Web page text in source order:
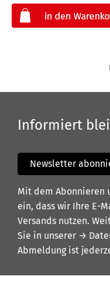
Informiert
Newsletter
Mit dem Abonnieren
ein, dass wir Ihre E-
Versands nutzen.
Sie in unserer →
Abmeldung ist